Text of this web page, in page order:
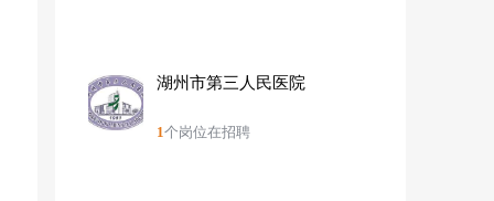
湖州市第三人民医院
1个岗位在招聘